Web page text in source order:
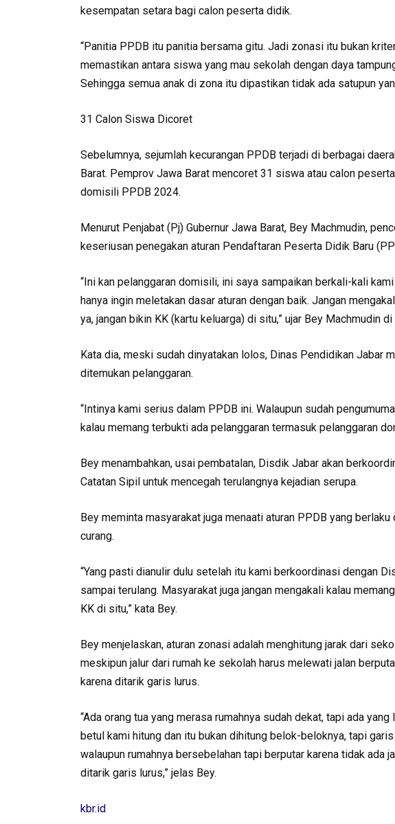
kesempatan setara bagi calon peserta didik.
“Panitia PPDB itu panitia bersama gitu. Jadi zonasi itu bukan
memastikan antara siswa yang mau sekolah dengan daya
Sehingga semua anak di zona itu dipastikan tidak ada satupun
31 Calon Siswa Dicoret
Sebelumnya, sejumlah kecurangan PPDB terjadi di berbagai
Barat. Pemprov Jawa Barat mencoret 31 siswa atau calon
domisili PPDB 2024.
Menurut Penjabat (Pj) Gubernur Jawa Barat, Bey Machmudin,
keseriusan penegakan aturan Pendaftaran Peserta Didik Baru
“Ini kan pelanggaran domisili, ini saya sampaikan berkali-kali
hanya ingin meletakan dasar aturan dengan baik. Jangan
ya, jangan bikin KK (kartu keluarga) di situ,” ujar Bey Machmudin
Kata dia, meski sudah dinyatakan lolos, Dinas Pendidikan Jabar
ditemukan pelanggaran.
“Intinya kami serius dalam PPDB ini. Walaupun sudah
kalau memang terbukti ada pelanggaran termasuk pelanggaran
Bey menambahkan, usai pembatalan, Disdik Jabar akan
Catatan Sipil untuk mencegah terulangnya kejadian serupa.
Bey meminta masyarakat juga menaati aturan PPDB yang
curang.
“Yang pasti dianulir dulu setelah itu kami berkoordinasi dengan
sampai terulang. Masyarakat juga jangan mengakali kalau
KK di situ,” kata Bey.
Bey menjelaskan, aturan zonasi adalah menghitung jarak dari
meskipun jalur dari rumah ke sekolah harus melewati jalan
karena ditarik garis lurus.
“Ada orang tua yang merasa rumahnya sudah dekat, tapi ada
betul kami hitung dan itu bukan dihitung belok-beloknya, tapi
walaupun rumahnya bersebelahan tapi berputar karena tidak ada
ditarik garis lurus,” jelas Bey.
kbr.id